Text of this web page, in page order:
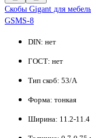
Cкобы Gigant для
GSMS-8
DIN: нет
ГОСТ: нет
Тип скоб: 53/A
Форма: тонкая
Ширина: 11.2-